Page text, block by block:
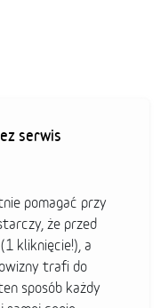
serwis
pomagać przy
że przed
kliknięcie!), a
trafi do
sposób każdy